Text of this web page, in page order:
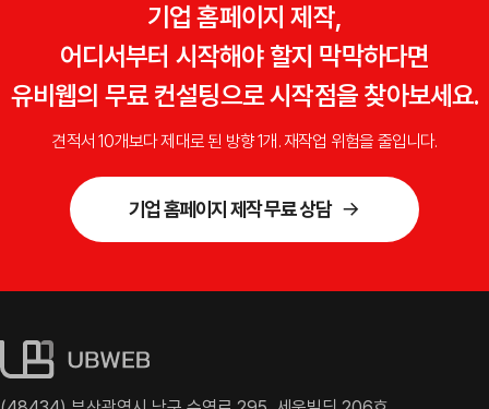
기업 홈페이지 제작,
어디서부터 시작해야 할지 막막하다면
유비웹의 무료 컨설팅으로 시작점을 찾아보세요.
견적서 10개보다 제대로 된 방향 1개. 재작업 위험을 줄입니다.
기업 홈페이지 제작 무료 상담